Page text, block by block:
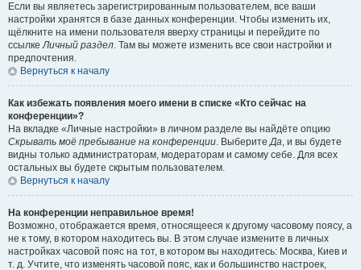
Если вы являетесь зарегистрированным пользователем, все ваши
настройки хранятся в базе данных конференции. Чтобы изменить их,
щёлкните на имени пользователя вверху страницы и перейдите по
ссылкеЛичный раздел. Там вы можете изменить все свои настройки и
предпочтения.
Вернуться к началу
Как избежать появления моего имени в списке «Кто сейчас на
конференции»?
На вкладке «Личные настройки» в личном разделе вы найдёте опцию
Скрывать моё пребывание на конференции. ВыберитеДа, и вы будете
видны только администраторам, модераторам и самому себе. Для всех
остальных вы будете скрытым пользователем.
Вернуться к началу
На конференции неправильное время!
Возможно, отображается время, относящееся к другому часовому поясу, а
не к тому, в котором находитесь вы. В этом случае измените в личных
настройках часовой пояс на тот, в котором вы находитесь: Москва, Киев и
т. д. Учтите, что изменять часовой пояс, как и большинство настроек,